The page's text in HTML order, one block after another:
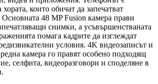
които обичат да запечатват
48 MP Fusion камера прави
снимки, а усъвършенстваната
помага кадрите да изглеждат
условия. 4K видеозаписът и
камера го правят особено подходящ
селфита, видеоразговори и споделяне в